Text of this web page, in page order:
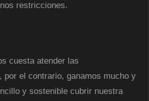
restricciones.
cuesta atender las
por el contrario, ganamos mucho y
y sostenible cubrir nuestra